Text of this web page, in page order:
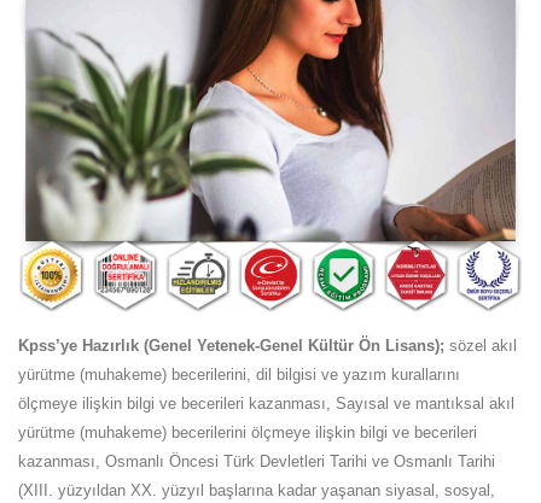
Kpss’ye Hazırlık (Genel Yetenek-Genel Kültür Ön Lisans); sözel akıl
yürütme (muhakeme) becerilerini, dil bilgisi ve yazım kurallarını
ölçmeye ilişkin bilgi ve becerileri kazanması, Sayısal ve mantıksal akıl
yürütme (muhakeme) becerilerini ölçmeye ilişkin bilgi ve becerileri
kazanması, Osmanlı Öncesi Türk Devletleri Tarihi ve Osmanlı Tarihi
(XIII. yüzyıldan XX. yüzyıl başlarına kadar yaşanan siyasal, sosyal,